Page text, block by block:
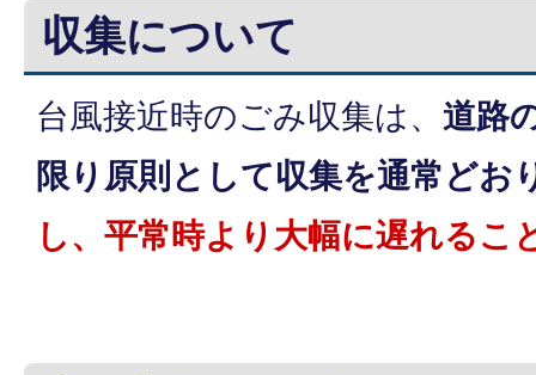
収集について
台風接近時のごみ収集は、 道路
限り原則として収集を通常どお
し、平常時より大幅に遅れるこ